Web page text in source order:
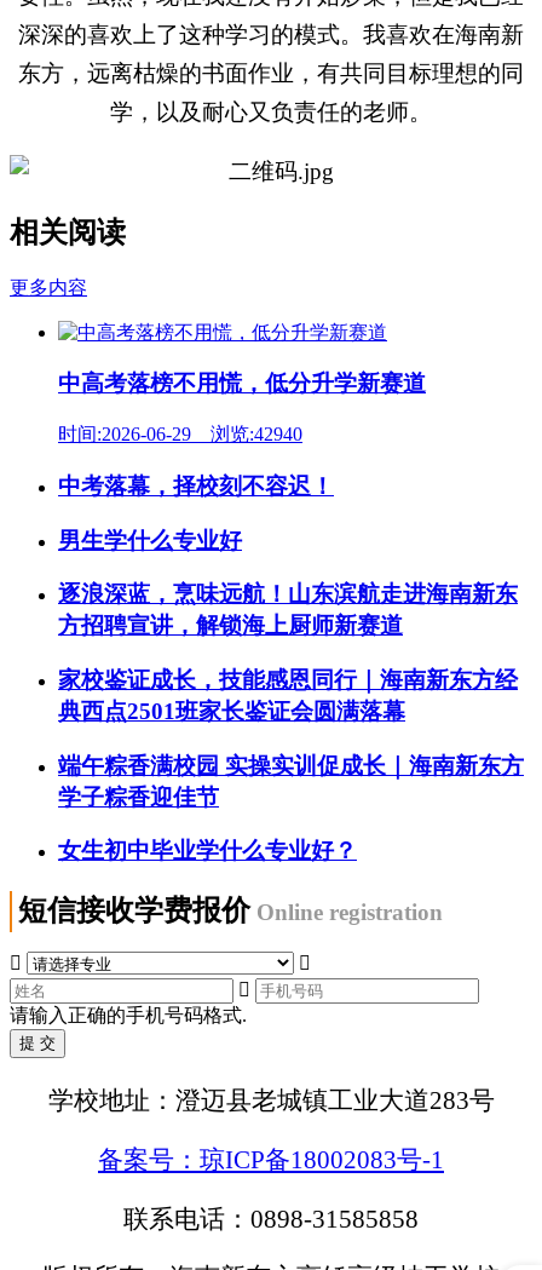
深深的喜欢上了这种学习的模式。我喜欢在海南新
东方，远离枯燥的书面作业，有共同目标理想的同
学，以及耐心又负责任的老师。
相关阅读
更多内容
中高考落榜不用慌，低分升学新赛道
时间:2026-06-29 浏览:42940
中考落幕，择校刻不容迟！
男生学什么专业好
逐浪深蓝，烹味远航！山东滨航走进海南新东
方招聘宣讲，解锁海上厨师新赛道
家校鉴证成长，技能感恩同行｜海南新东方经
典西点2501班家长鉴证会圆满落幕
端午粽香满校园 实操实训促成长｜海南新东方
学子粽香迎佳节
女生初中毕业学什么专业好？
短信接收学费报价 Online registration



请输入正确的手机号码格式.
学校地址：澄迈县老城镇工业大道283号
备案号：琼ICP备18002083号-1
联系电话：0898-31585858